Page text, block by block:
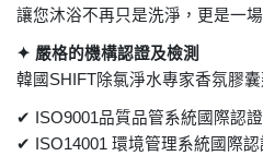
讓您沐浴不再只是洗淨，更是一場
✦ 嚴格的機構認證及檢測
韓國SHIFT除氯淨水專家香氛膠
✔ ISO9001品質品管系統國際認證
✔ ISO14001 環境管理系統國際認